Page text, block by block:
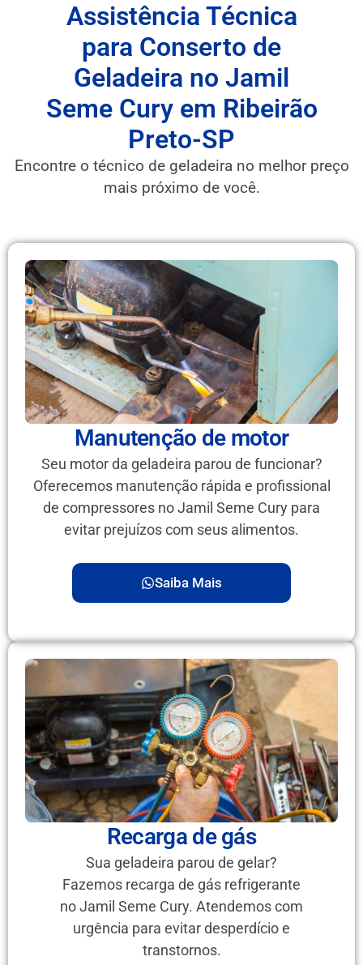
Assistência Técnica
para Conserto de
Geladeira no Jamil
Seme Cury em Ribeirão
Preto-SP
Encontre o técnico de geladeira no melhor preço
mais próximo de você.
Manutenção de motor
Seu motor da geladeira parou de funcionar?
Oferecemos manutenção rápida e profissional
de compressores no Jamil Seme Cury para
evitar prejuízos com seus alimentos.
Saiba Mais
Recarga de gás
Sua geladeira parou de gelar?
Fazemos recarga de gás refrigerante
no Jamil Seme Cury. Atendemos com
urgência para evitar desperdício e
transtornos.